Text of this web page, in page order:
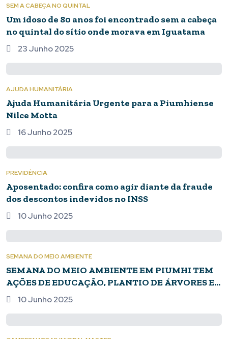
SEM A CABEÇA NO QUINTAL
Um idoso de 80 anos foi encontrado sem a cabeça
no quintal do sítio onde morava em Iguatama
23 Junho 2025
AJUDA HUMANITÁRIA
Ajuda Humanitária Urgente para a Piumhiense
Nilce Motta
16 Junho 2025
PREVIDÊNCIA
Aposentado: confira como agir diante da fraude
dos descontos indevidos no INSS
10 Junho 2025
SEMANA DO MEIO AMBIENTE
SEMANA DO MEIO AMBIENTE EM PIUMHI TEM
AÇÕES DE EDUCAÇÃO, PLANTIO DE ÁRVORES E
ENTREGA DE CERTIFICADO
10 Junho 2025